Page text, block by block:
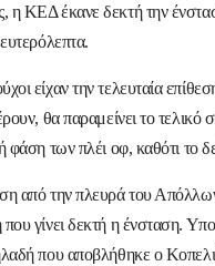
ΚΕΔ έκανε δεκτή την
είχαν την τελευταία
θα παραμείνει το
φάση των πλέι οφ, καθότι το
από την πλευρά του
γίνει δεκτή η ένσταση.
που αποβλήθηκε ο